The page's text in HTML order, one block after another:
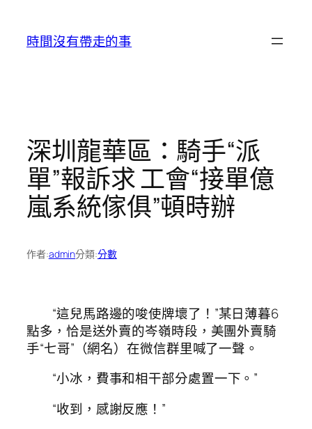
時間沒有帶走的事
深圳龍華區：騎手“派
單”報訴求 工會“接單億
嵐系統傢俱”頓時辦
作者:admin分類:分數
“這兒馬路邊的唆使牌壞了！”某日薄暮6
點多，恰是送外賣的岑嶺時段，美團外賣騎
手“七哥”（網名）在微信群里喊了一聲。
“小冰，費事和相干部分處置一下。”
“收到，感謝反應！”